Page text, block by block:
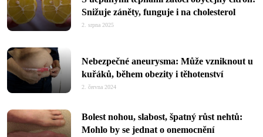
Snižuje záněty, funguje i na cholesterol
2. srpna 2025
Nebezpečné aneurysma: Může vzniknout u
kuřáků, během obezity i těhotenství
2. června 2024
Bolest nohou, slabost, špatný růst nehtů:
Mohlo by se jednat o onemocnění